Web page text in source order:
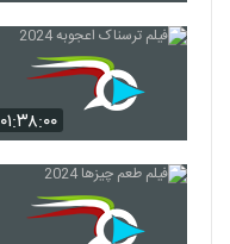
۰۱:۳۸:۰۰